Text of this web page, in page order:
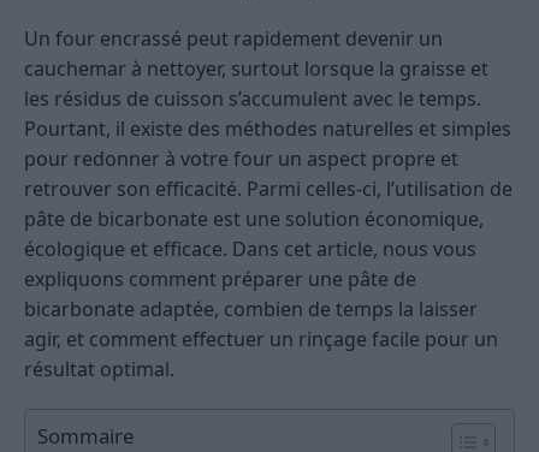
Un four encrassé peut rapidement devenir un
cauchemar à nettoyer, surtout lorsque la graisse et
les résidus de cuisson s’accumulent avec le temps.
Pourtant, il existe des méthodes naturelles et simples
pour redonner à votre four un aspect propre et
retrouver son efficacité. Parmi celles-ci, l’utilisation de
pâte de bicarbonate est une solution économique,
écologique et efficace. Dans cet article, nous vous
expliquons comment préparer une pâte de
bicarbonate adaptée, combien de temps la laisser
agir, et comment effectuer un rinçage facile pour un
résultat optimal.
Sommaire